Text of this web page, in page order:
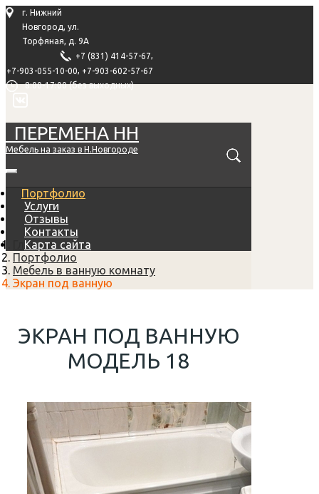
г. Нижний
Новгород, ул.
Торфяная, д. 9А
+7 (831) 414-57-67,
+7-903-055-10-00, +7-903-602-57-67
8:00-17:00 (без выходных)
ПЕРЕМЕНА НН
Мебель на заказ в Н.Новгороде
Портфолио
Услуги
Отзывы
Контакты
Карта сайта
Главная
Портфолио
Мебель в ванную комнату
Экран под ванную
ЭКРАН ПОД ВАННУЮ
МОДЕЛЬ 18